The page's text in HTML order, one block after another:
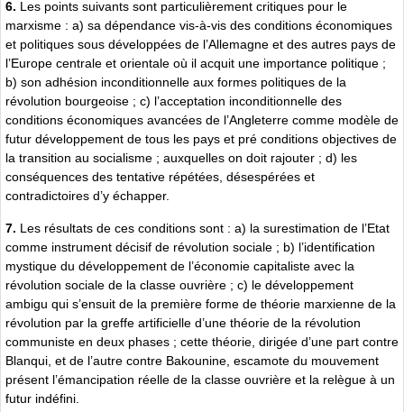
6. Les points suivants sont particulièrement critiques pour le
marxisme : a) sa dépendance vis-à-vis des conditions économiques
et politiques sous développées de l’Allemagne et des autres pays de
l’Europe centrale et orientale où il acquit une importance politique ;
b) son adhésion inconditionnelle aux formes politiques de la
révolution bourgeoise ; c) l’acceptation inconditionnelle des
conditions économiques avancées de l’Angleterre comme modèle de
futur développement de tous les pays et pré conditions objectives de
la transition au socialisme ; auxquelles on doit rajouter ; d) les
conséquences des tentative répétées, désespérées et
contradictoires d’y échapper.
7. Les résultats de ces conditions sont : a) la surestimation de l’Etat
comme instrument décisif de révolution sociale ; b) l’identification
mystique du développement de l’économie capitaliste avec la
révolution sociale de la classe ouvrière ; c) le développement
ambigu qui s’ensuit de la première forme de théorie marxienne de la
révolution par la greffe artificielle d’une théorie de la révolution
communiste en deux phases ; cette théorie, dirigée d’une part contre
Blanqui, et de l’autre contre Bakounine, escamote du mouvement
présent l’émancipation réelle de la classe ouvrière et la relègue à un
futur indéfini.